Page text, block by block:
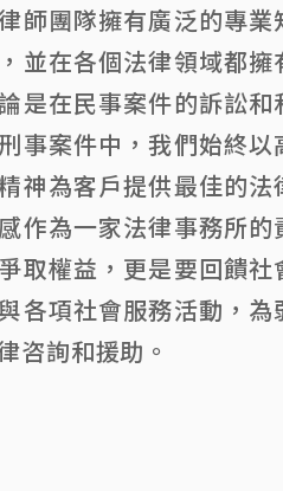
師團隊擁有廣泛的專業
並在各個法律領域都擁
是在民事案件的訴訟和
事案件中，我們始終以
神為客戶提供最佳的法
作為一家法律事務所的
取權益，更是要回饋社
各項社會服務活動，為
咨詢和援助。